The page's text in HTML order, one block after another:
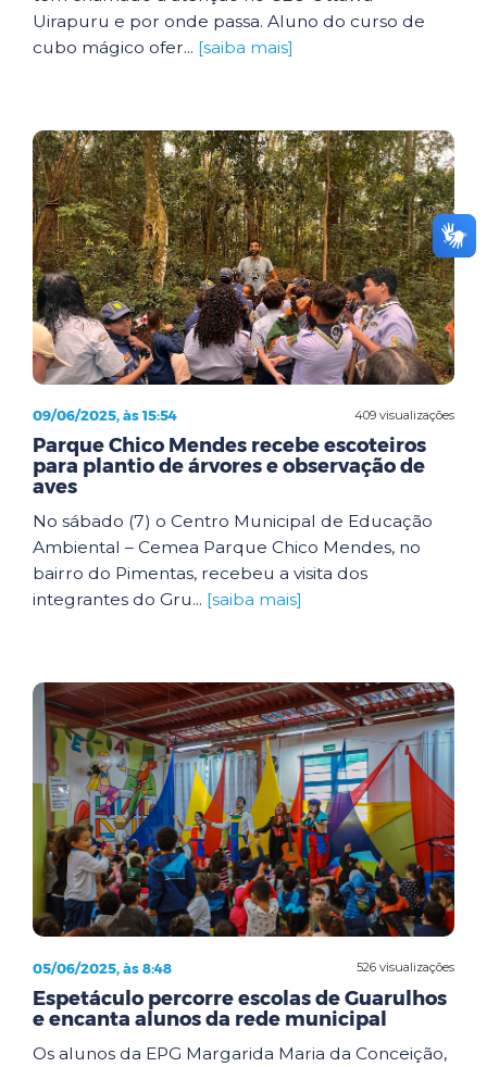
Uirapuru e por onde passa. Aluno do curso de
cubo mágico ofer... [saiba mais]
409 visualizações
09/06/2025, às 15:54
Parque Chico Mendes recebe escoteiros
para plantio de árvores e observação de
aves
No sábado (7) o Centro Municipal de Educação
Ambiental – Cemea Parque Chico Mendes, no
bairro do Pimentas, recebeu a visita dos
integrantes do Gru... [saiba mais]
526 visualizações
05/06/2025, às 8:48
Espetáculo percorre escolas de Guarulhos
e encanta alunos da rede municipal
Os alunos da EPG Margarida Maria da Conceição,